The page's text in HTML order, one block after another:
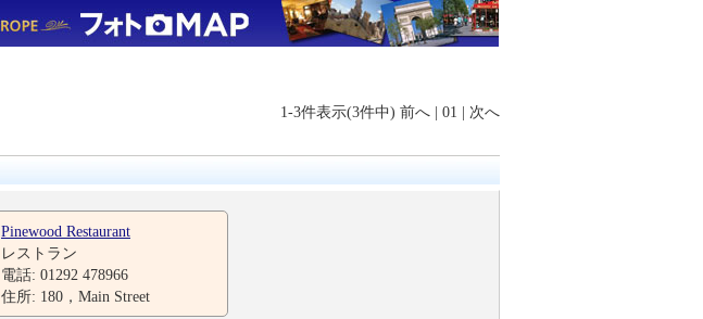
1-3件表示(3件中) 前へ | 01 | 次へ
Pinewood Restaurant
レストラン
電話: 01292 478966
住所: 180，Main Street